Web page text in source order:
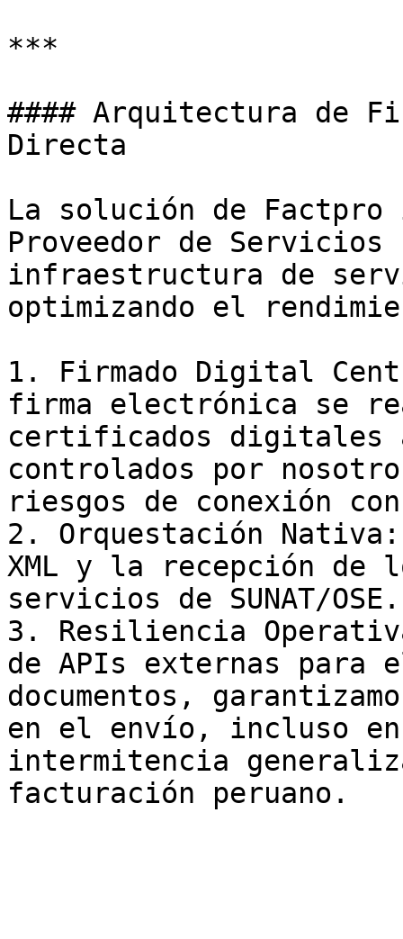
***
#### Arquitectura de
Directa
La solución de
Proveedor de Servicios
infraestructura de
optimizando el
1. Firmado Digital
firma electrónica se
certificados digitales
controlados por
riesgos de conexión
2. Orquestación
XML y la recepción de
servicios de SUNAT/OSE.
3. Resiliencia
de APIs externas para
documentos,
en el envío, incluso en
intermitencia